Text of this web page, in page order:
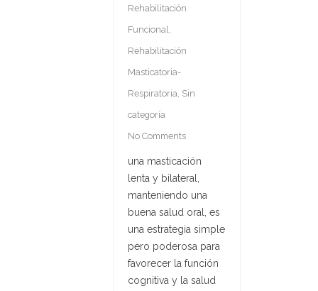
Rehabilitación
Funcional
Rehabilitación
Masticatoria-
Respiratoria Sin
categoría
No Comments
una masticación
lenta y bilateral,
manteniendo una
buena salud oral, es
una estrategia simple
pero poderosa para
favorecer la función
cognitiva y la salud